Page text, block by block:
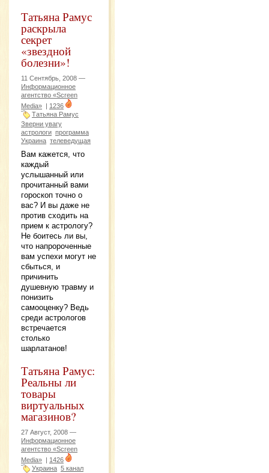
Татьяна Рамус
раскрыла
секрет
«звездной
болезни»!
11 Сентябрь, 2008 —
Информационное
агентство «Screen
Media»
1236
Татьяна Рамус
Зверни увагу
астрологи программа
Украина телеведущая
Вам кажется, что
каждый
услышанный или
прочитанный вами
гороскоп точно о
вас? И вы даже не
против сходить на
прием к астрологу?
Не боитесь ли вы,
что напророченные
вам успехи могут не
сбыться, и
причинить
душевную травму и
понизить
самооценку? Ведь
среди астрологов
встречается
столько
шарлатанов!
Татьяна Рамус:
Реальны ли
товары
виртуальных
магазинов?
27 Август, 2008 —
Информационное
агентство «Screen
Media» | 1426
Украина 5 канал